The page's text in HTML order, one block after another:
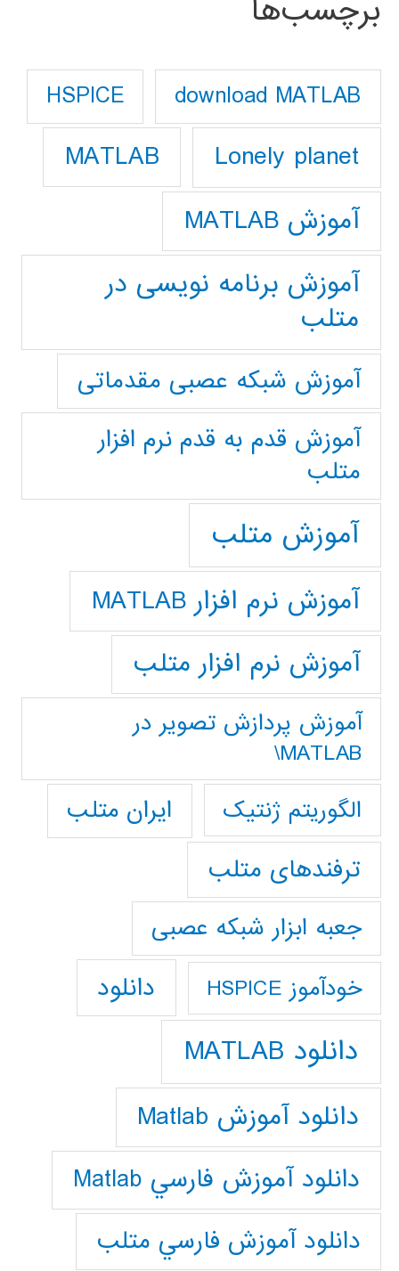
برچسب‌ها
download MATLAB
HSPICE
Lonely planet
MATLAB
آموزش MATLAB
آموزش برنامه نویسی در
متلب
آموزش شبکه عصبی مقدماتی
آموزش قدم به قدم نرم افزار
متلب
آموزش متلب
آموزش نرم افزار MATLAB
آموزش نرم افزار متلب
آموزش پردازش تصوير در
MATLAB\
الگوریتم ژنتیک
ایران متلب
ترفندهای متلب
جعبه ابزار شبکه عصبی
خودآموز HSPICE دانلود
دانلود MATLAB
دانلود آموزش Matlab
دانلود آموزش فارسي Matlab
دانلود آموزش فارسي متلب